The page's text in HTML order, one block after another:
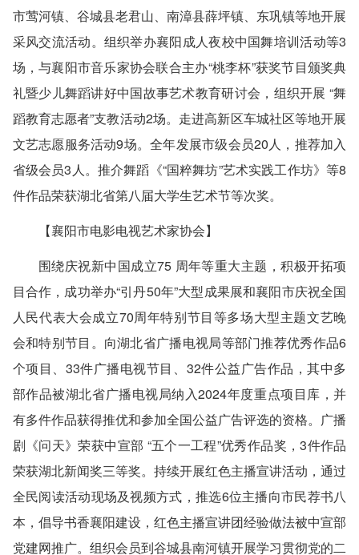
市莺河镇、谷城县老君山、南漳县薛坪镇、东巩镇等地开展
采风交流活动。组织举办襄阳成人夜校中国舞培训活动等3
场，与襄阳市音乐家协会联合主办“桃李杯”获奖节目颁奖典
礼暨少儿舞蹈讲好中国故事艺术教育研讨会，组织开展 “舞
蹈教育志愿者”支教活动2场。走进高新区车城社区等地开展
文艺志愿服务活动9场。全年发展市级会员20人，推荐加入
省级会员3人。推介舞蹈《“国粹舞坊”艺术实践工作坊》等8
件作品荣获湖北省第八届大学生艺术节等次奖。
【襄阳市电影电视艺术家协会】
围绕庆祝新中国成立75 周年等重大主题，积极开拓项
目合作，成功举办“引丹50年”大型成果展和襄阳市庆祝全国
人民代表大会成立70周年特别节目等多场大型主题文艺晚
会和特别节目。向湖北省广播电视局等部门推荐优秀作品6
个项目、33件广播电视节目、32件公益广告作品，其中多
部作品被湖北省广播电视局纳入2024年度重点项目库，并
有多件作品获得推优和参加全国公益广告评选的资格。广播
剧《问天》荣获中宣部 “五个一工程”优秀作品奖，3件作品
荣获湖北新闻奖三等奖。持续开展红色主播宣讲活动，通过
全民阅读活动现场及视频方式，推选6位主播向市民荐书八
本，倡导书香襄阳建设，红色主播宣讲团经验做法被中宣部
党建网推广。组织会员到谷城县南河镇开展学习贯彻党的二